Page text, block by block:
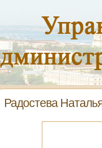
Радостева